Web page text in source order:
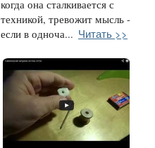
когда она сталкивается с
техникой, тревожит мысль -
если в одноча... Читать >>